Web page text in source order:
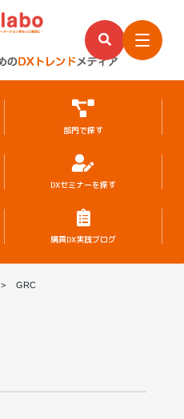
部門で探す
DXセミナーを探す
購買DX実践ブログ
> GRC